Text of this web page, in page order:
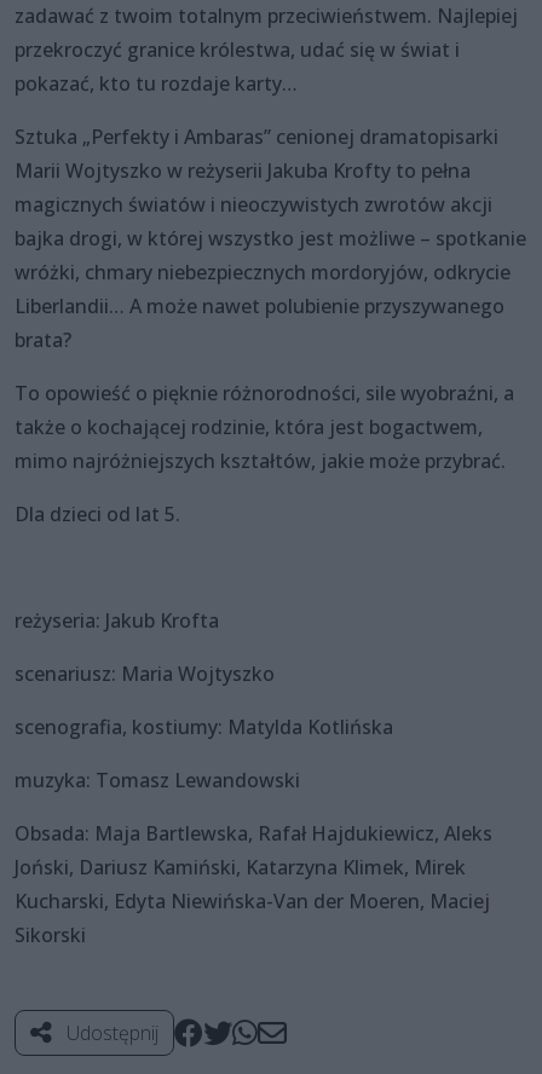
zadawać z twoim totalnym przeciwieństwem. Najlepiej
przekroczyć granice królestwa, udać się w świat i
pokazać, kto tu rozdaje karty…
Sztuka „Perfekty i Ambaras” cenionej dramatopisarki
Marii Wojtyszko w reżyserii Jakuba Krofty to pełna
magicznych światów i nieoczywistych zwrotów akcji
bajka drogi, w której wszystko jest możliwe – spotkanie
wróżki, chmary niebezpiecznych mordoryjów, odkrycie
Liberlandii… A może nawet polubienie przyszywanego
brata?
To opowieść o pięknie różnorodności, sile wyobraźni, a
także o kochającej rodzinie, która jest bogactwem,
mimo najróżniejszych kształtów, jakie może przybrać.
Dla dzieci od lat 5.
reżyseria: Jakub Krofta
scenariusz: Maria Wojtyszko
scenografia, kostiumy: Matylda Kotlińska
muzyka: Tomasz Lewandowski
Obsada: Maja Bartlewska, Rafał Hajdukiewicz, Aleks
Joński, Dariusz Kamiński, Katarzyna Klimek, Mirek
Kucharski, Edyta Niewińska-Van der Moeren, Maciej
Sikorski
Udostępnij